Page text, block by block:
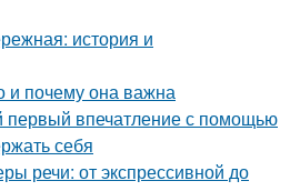
история и
и почему она важна
первый впечатление с помощью
себя
речи: от экспрессивной до